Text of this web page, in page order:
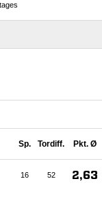
Sp. Tordiff. Pkt. Ø
16 52 2,63